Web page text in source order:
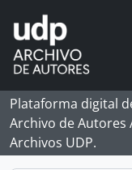
Skip to main content
Plataforma digital
Archivo de Autores
Archivos UDP.